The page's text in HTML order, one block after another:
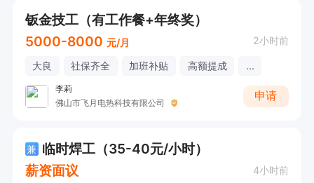
钣金技工（有工作餐+年终奖）
5000-8000 元/月 2小时前
大良 社保齐全 加班补贴 高额提成 ...
李莉
佛山市飞月电热科技有限公司
申请
兼 临时焊工（35-40元/小时）
薪资面议
4小时前